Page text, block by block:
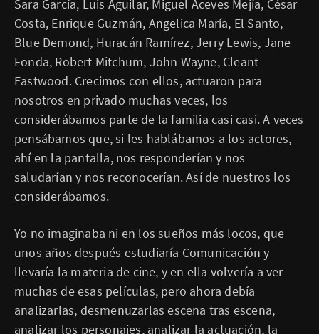
Sara García, Luis Aguilar, Miguel Aceves Mejía, César
Costa, Enrique Guzmán, Angelica María, El Santo,
Blue Demond, Huracán Ramírez, Jerry Lewis, Jane
Fonda, Robert Mitchum, John Wayne, Cleant
Eastwood. Crecimos con ellos, actuaron para
nosotros en privado muchas veces, los
considerábamos parte de la familia casi casi. A veces
pensábamos que, si les hablábamos a los actores,
ahí en la pantalla, nos responderían y nos
saludarían y nos reconocerían. Así de nuestros los
considerábamos.
Yo no imaginaba ni en los sueños más locos, que
unos años después estudiaría Comunicación y
llevaría la materia de cine, y en ella volvería a ver
muchas de esas películas, pero ahora debía
analizarlas, desmenuzarlas escena tras escena,
analizar los personajes, analizar la actuación, la